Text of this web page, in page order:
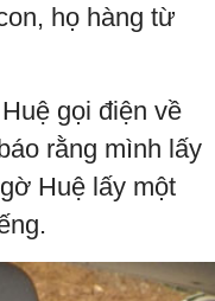
họ hàng từ
gọi điện về
rằng mình lấy
Huệ lấy một